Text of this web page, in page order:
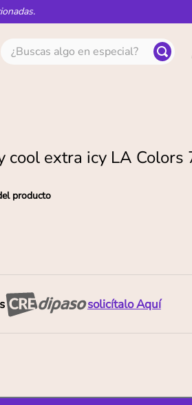
¿Buscas algo en especial?
cool extra icy LA Colors
producto
solicítalo Aquí